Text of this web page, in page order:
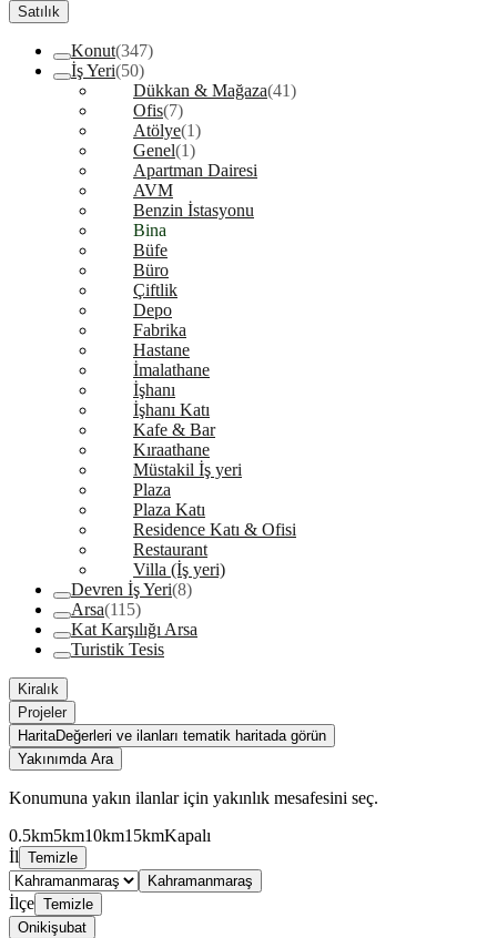
Satılık
Konut(347)
İş Yeri(50)
Dükkan & Mağaza(41)
Ofis(7)
Atölye(1)
Genel(1)
Apartman Dairesi
AVM
Benzin İstasyonu
Bina
Büfe
Büro
Çiftlik
Depo
Fabrika
Hastane
İmalathane
İşhanı
İşhanı Katı
Kafe & Bar
Kıraathane
Müstakil İş yeri
Plaza
Plaza Katı
Residence Katı & Ofisi
Restaurant
Villa (İş yeri)
Devren İş Yeri(8)
Arsa(115)
Kat Karşılığı Arsa
Turistik Tesis
Kiralık
Projeler
HaritaDeğerleri ve ilanları tematik haritada görün
Yakınımda Ara
Konumuna yakın ilanlar için yakınlık mesafesini seç.
0.5km5km10km15kmKapalı
İl Temizle
Kahramanmaraş
İlçe Temizle
Onikişubat